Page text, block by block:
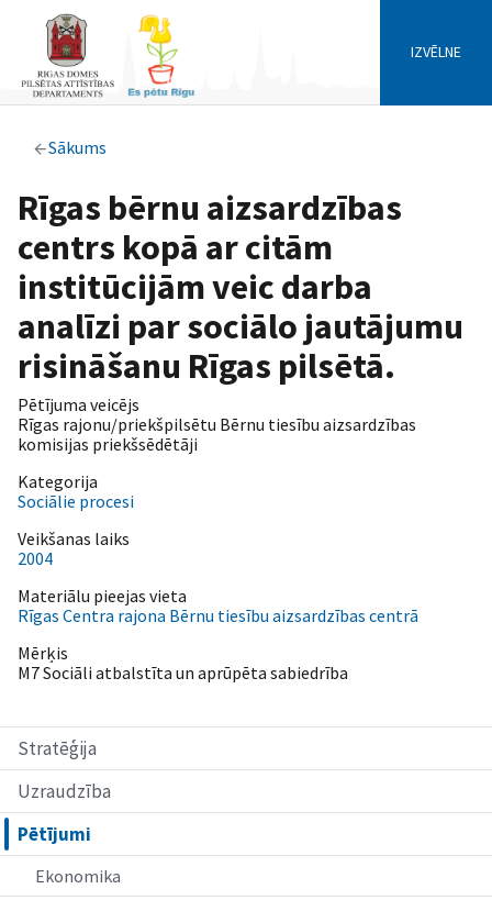
IZVĒLNE
Sākums
Stratēģija
Uzraudzība
Pētījumi
Ekonomika
Rīgas bērnu aizsardzības
centrs kopā ar citām
institūcijām veic darba
analīzi par sociālo jautājumu
risināšanu Rīgas pilsētā.
Pētījuma veicējs
Rīgas rajonu/priekšpilsētu Bērnu tiesību aizsardzības
komisijas priekšsēdētāji
Kategorija
Sociālie procesi
Veikšanas laiks
2004
Materiālu pieejas vieta
Rīgas Centra rajona Bērnu tiesību aizsardzības centrā
Mērķis
M7 Sociāli atbalstīta un aprūpēta sabiedrība